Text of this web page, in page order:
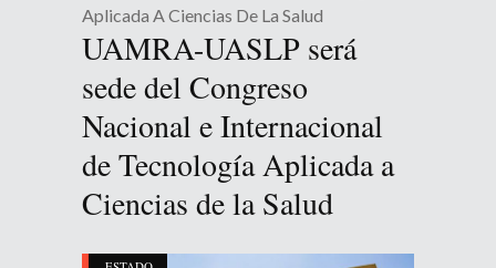
Aplicada A Ciencias De La Salud
UAMRA-UASLP será
sede del Congreso
Nacional e Internacional
de Tecnología Aplicada a
Ciencias de la Salud